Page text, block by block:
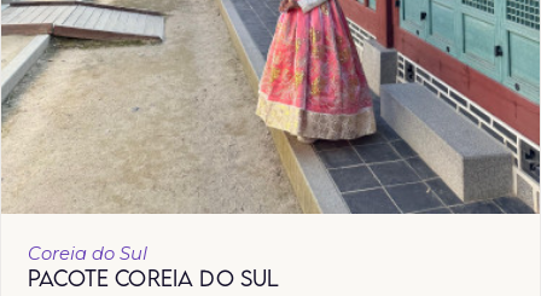
Coreia do Sul
PACOTE COREIA DO SUL